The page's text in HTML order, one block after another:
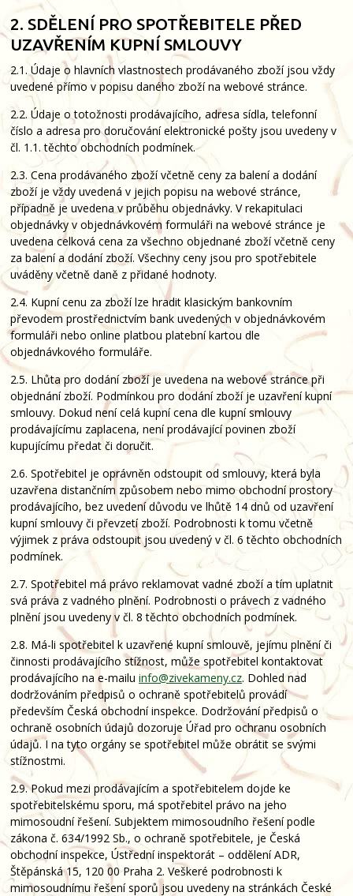
2. SDĚLENÍ PRO SPOTŘEBITELE PŘED
UZAVŘENÍM KUPNÍ SMLOUVY
2.1. Údaje o hlavních vlastnostech prodávaného zboží jsou vždy
uvedené přímo v popisu daného zboží na webové stránce.
2.2. Údaje o totožnosti prodávajícího, adresa sídla, telefonní
číslo a adresa pro doručování elektronické pošty jsou uvedeny v
čl. 1.1. těchto obchodních podmínek.
2.3. Cena prodávaného zboží včetně ceny za balení a dodání
zboží je vždy uvedená v jejich popisu na webové stránce,
případně je uvedena v průběhu objednávky. V rekapitulaci
objednávky v objednávkovém formuláři na webové stránce je
uvedena celková cena za všechno objednané zboží včetně ceny
za balení a dodání zboží. Všechny ceny jsou pro spotřebitele
uváděny včetně daně z přidané hodnoty.
2.4. Kupní cenu za zboží lze hradit klasickým bankovním
převodem prostřednictvím bank uvedených v objednávkovém
formuláři nebo online platbou platební kartou dle
objednávkového formuláře.
2.5. Lhůta pro dodání zboží je uvedena na webové stránce při
objednání zboží. Podmínkou pro dodání zboží je uzavření kupní
smlouvy. Dokud není celá kupní cena dle kupní smlouvy
prodávajícímu zaplacena, není prodávající povinen zboží
kupujícímu předat či doručit.
2.6. Spotřebitel je oprávněn odstoupit od smlouvy, která byla
uzavřena distančním způsobem nebo mimo obchodní prostory
prodávajícího, bez uvedení důvodu ve lhůtě 14 dnů od uzavření
kupní smlouvy či převzetí zboží. Podrobnosti k tomu včetně
výjimek z práva odstoupit jsou uvedený v čl. 6 těchto obchodních
podmínek.
2.7. Spotřebitel má právo reklamovat vadné zboží a tím uplatnit
svá práva z vadného plnění. Podrobnosti o právech z vadného
plnění jsou uvedeny v čl. 8 těchto obchodních podmínek.
2.8. Má-li spotřebitel k uzavřené kupní smlouvě, jejímu plnění či
činnosti prodávajícího stížnost, může spotřebitel kontaktovat
prodávajícího na e-mailuinfo@zivekameny.cz. Dohled nad
dodržováním předpisů o ochraně spotřebitelů provádí
především Česká obchodní inspekce. Dodržování předpisů o
ochraně osobních údajů dozoruje Úřad pro ochranu osobních
údajů. I na tyto orgány se spotřebitel může obrátit se svými
stížnostmi.
2.9. Pokud mezi prodávajícím a spotřebitelem dojde ke
spotřebitelskému sporu, má spotřebitel právo na jeho
mimosoudní řešení. Subjektem mimosoudního řešení podle
zákona č. 634/1992 Sb., o ochraně spotřebitele, je Česká
obchodní inspekce, Ústřední inspektorát – oddělení ADR,
Štěpánská 15, 120 00 Praha 2. Veškeré podrobnosti k
mimosoudnímu řešení sporů jsou uvedeny na stránkách České